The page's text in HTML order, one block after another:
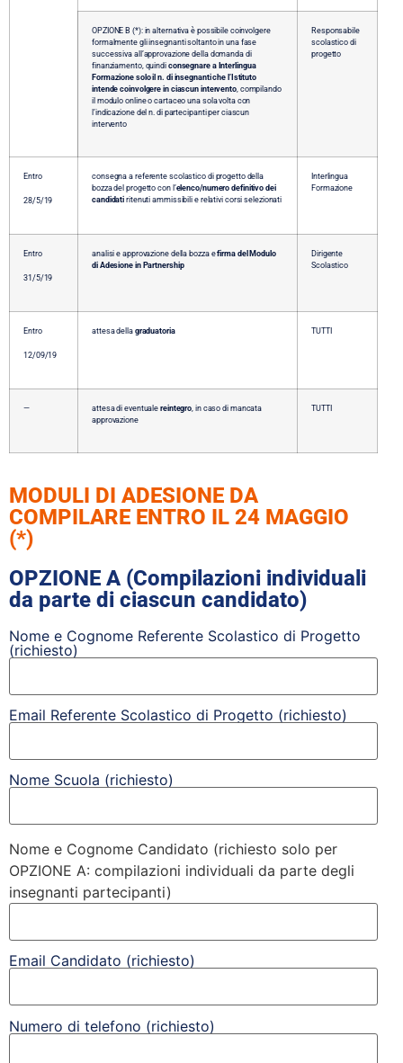
OPZIONE B (*): in alternativa è possibile coinvolgere
formalmente gli insegnanti soltanto in una fase
successiva all’approvazione della domanda di
finanziamento, quindi consegnare a Interlingua
Formazione solo il n. di insegnanti che l’Istituto
intende coinvolgere in ciascun intervento, compilando
il modulo online o cartaceo una sola volta con
l’indicazione del n. di partecipanti per ciascun
intervento
Responsabile
scolastico di
progetto
Entro
28/5/19
consegna a referente scolastico di progetto della
bozza del progetto con l’elenco/numero definitivo dei
candidati ritenuti ammissibili e relativi corsi selezionati
Interlingua
Formazione
Entro
31/5/19
analisi e approvazione della bozza efirma del Modulo
di Adesione in Partnership
Dirigente
Scolastico
Entro
12/09/19
attesa della graduatoria TUTTI
— attesa di eventuale reintegro , in caso di mancata
approvazione
TUTTI
MODULI DI ADESIONE DA
COMPILARE ENTRO IL 24 MAGGIO
(*)
OPZIONE A (Compilazioni individuali
da parte di ciascun candidato)
Nome e Cognome Referente Scolastico di Progetto
(richiesto)
Email Referente Scolastico di Progetto (richiesto)
Nome Scuola (richiesto)
Nome e Cognome Candidato (richiesto solo per
OPZIONE A: compilazioni individuali da parte degli
insegnanti partecipanti)
Email Candidato (richiesto)
Numero di telefono (richiesto)